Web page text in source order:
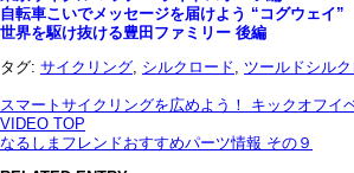
自転車こいでメッセージを届けよう “コグウェイ”
世界を駆け抜ける豊田ファミリー 後編
タグ: サイクリング, シルクロード, ツールドシル
スマートサイクリングを広めよう！ キックオフイ
VIDEO TOP
なるしまフレンドおすすめパーツ情報 その９